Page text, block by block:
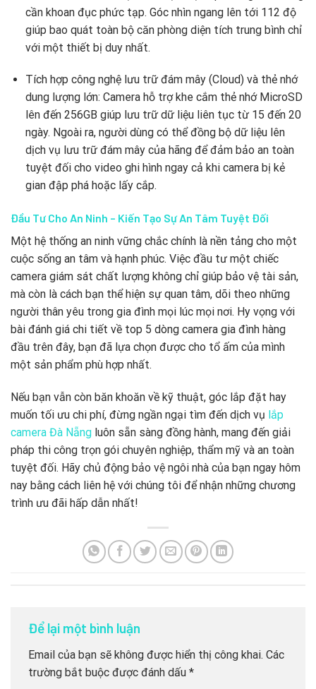
cần khoan đục phức tạp. Góc nhìn ngang lên tới 112 độ
giúp bao quát toàn bộ căn phòng diện tích trung bình chỉ
với một thiết bị duy nhất.
Tích hợp công nghệ lưu trữ đám mây (Cloud) và thẻ nhớ
dung lượng lớn: Camera hỗ trợ khe cắm thẻ nhớ MicroSD
lên đến 256GB giúp lưu trữ dữ liệu liên tục từ 15 đến 20
ngày. Ngoài ra, người dùng có thể đồng bộ dữ liệu lên
dịch vụ lưu trữ đám mây của hãng để đảm bảo an toàn
tuyệt đối cho video ghi hình ngay cả khi camera bị kẻ
gian đập phá hoặc lấy cắp.
Đầu Tư Cho An Ninh – Kiến Tạo Sự An Tâm Tuyệt Đối
Một hệ thống an ninh vững chắc chính là nền tảng cho một
cuộc sống an tâm và hạnh phúc. Việc đầu tư một chiếc
camera giám sát chất lượng không chỉ giúp bảo vệ tài sản,
mà còn là cách bạn thể hiện sự quan tâm, dõi theo những
người thân yêu trong gia đình mọi lúc mọi nơi. Hy vọng với
bài đánh giá chi tiết về top 5 dòng camera gia đình hàng
đầu trên đây, bạn đã lựa chọn được cho tổ ấm của mình
một sản phẩm phù hợp nhất.
Nếu bạn vẫn còn băn khoăn về kỹ thuật, góc lắp đặt hay
muốn tối ưu chi phí, đừng ngần ngại tìm đến dịch vụ lắp
camera Đà Nẵng luôn sẵn sàng đồng hành, mang đến giải
pháp thi công trọn gói chuyên nghiệp, thẩm mỹ và an toàn
tuyệt đối. Hãy chủ động bảo vệ ngôi nhà của bạn ngay hôm
nay bằng cách liên hệ với chúng tôi để nhận những chương
trình ưu đãi hấp dẫn nhất!
Để lại một bình luận
Email của bạn sẽ không được hiển thị công khai. Các
trường bắt buộc được đánh dấu *